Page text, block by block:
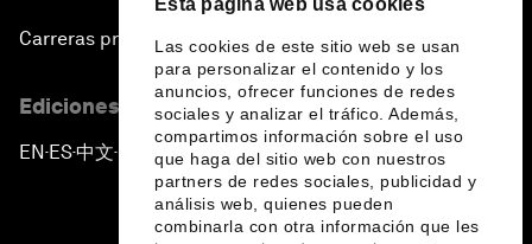
Esta página web usa cookies
Las cookies de este sitio web se usan
para personalizar el contenido y los
anuncios, ofrecer funciones de redes
sociales y analizar el tráfico. Además,
compartimos información sobre el uso
que haga del sitio web con nuestros
partners de redes sociales, publicidad y
análisis web, quienes pueden
combinarla con otra información que les
Carreras profesionales
Ediciones en otros idiomas
EN ▪ES▪中文▪ 日本語